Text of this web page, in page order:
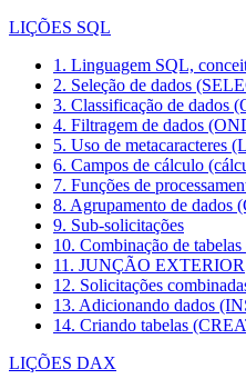
LIÇÕES SQL
1. Linguagem SQL,
2. Seleção de dados
3. Classificação de dados
4. Filtragem de dados
5. Uso de metacaracteres
6. Campos de cálculo
7. Funções de
8. Agrupamento de dados
9. Sub-solicitações
10. Combinação de
11. JUNÇÃO EXTERIOR
12. Solicitações
13. Adicionando dados
14. Criando tabelas
LIÇÕES DAX